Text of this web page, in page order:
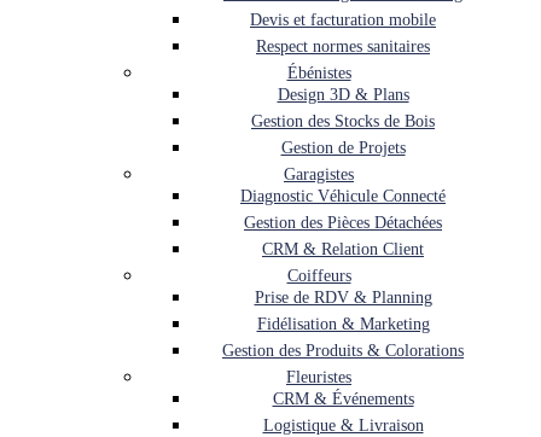
Devis et facturation mobile
Respect normes sanitaires
Ébénistes
Design 3D & Plans
Gestion des Stocks de Bois
Gestion de Projets
Garagistes
Diagnostic Véhicule Connecté
Gestion des Pièces Détachées
CRM & Relation Client
Coiffeurs
Prise de RDV & Planning
Fidélisation & Marketing
Gestion des Produits & Colorations
Fleuristes
CRM & Événements
Logistique & Livraison